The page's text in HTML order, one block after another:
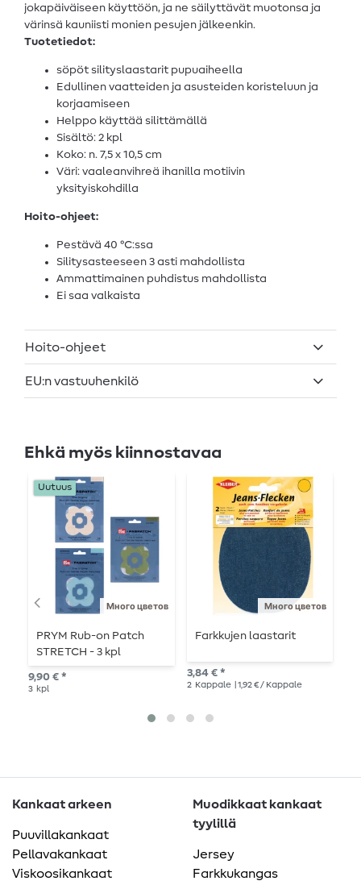
jokapäiväiseen käyttöön, ja ne säilyttävät muotonsa ja
värinsä kauniisti monien pesujen jälkeenkin.
Tuotetiedot:
söpöt silityslaastarit pupuaiheella
Edullinen vaatteiden ja asusteiden koristeluun ja
korjaamiseen
Helppo käyttää silittämällä
Sisältö: 2 kpl
Koko: n. 7,5 x 10,5 cm
Väri: vaaleanvihreä ihanilla motiivin
yksityiskohdilla
Hoito-ohjeet:
Pestävä 40 °C:ssa
Silitysasteeseen 3 asti mahdollista
Ammattimainen puhdistus mahdollista
Ei saa valkaista
Hoito-ohjeet
EU:n vastuuhenkilö
Ehkä myös kiinnostavaa
Много цветов
Uutuus
PRYM Rub-on Patch
STRETCH - 3 kpl
9,90 € *
3 kpl
Много цветов
Farkkujen laastarit
3,84 € *
2 Kappale | 1,92 € / Kappale
Kankaat arkeen
Puuvillakankaat
Pellavakankaat
Viskoosikankaat
Muodikkaat kankaat
tyylillä
Jersey
Farkkukangas